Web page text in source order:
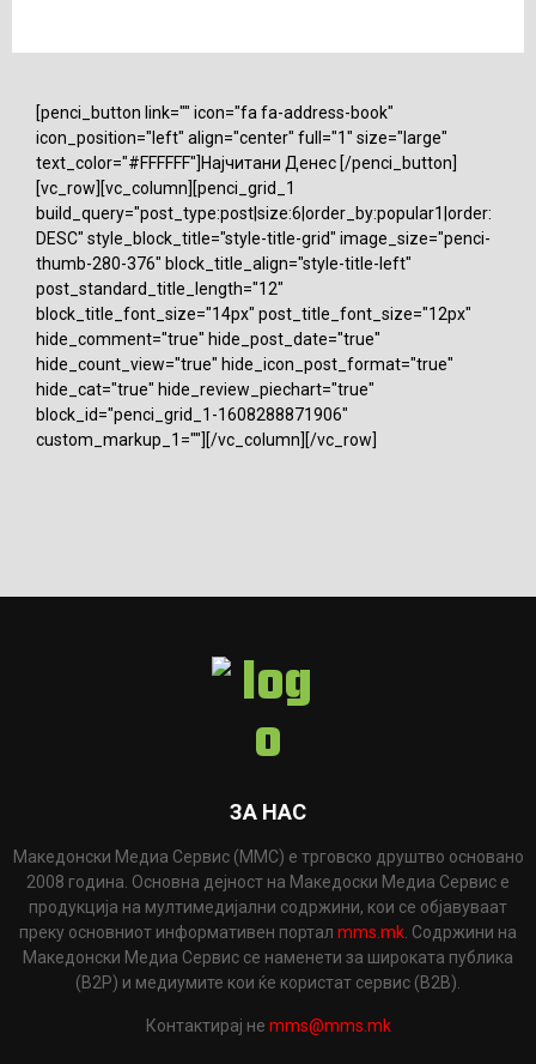
[penci_button link="" icon="fa fa-address-book"
icon_position="left" align="center" full="1" size="large"
text_color="#FFFFFF"]Најчитани Денес [/penci_button]
[vc_row][vc_column][penci_grid_1
build_query="post_type:post|size:6|order_by:popular1|order:
DESC" style_block_title="style-title-grid" image_size="penci-
thumb-280-376" block_title_align="style-title-left"
post_standard_title_length="12"
block_title_font_size="14px" post_title_font_size="12px"
hide_comment="true" hide_post_date="true"
hide_count_view="true" hide_icon_post_format="true"
hide_cat="true" hide_review_piechart="true"
block_id="penci_grid_1-1608288871906"
custom_markup_1=""][/vc_column][/vc_row]
ЗА НАС
Македонски Медиа Сервис (ММС) е трговско друштво основано
2008 година. Основна дејност на Македоски Медиа Сервис е
продукција на мултимедијални содржини, кои се објавуваат
преку основниот информативен портал mms.mk . Содржини на
Македонски Медиа Сервис се наменети за широката публика
(B2P) и медиумите кои ќе користат сервис (B2B).
Контактирај не mms@mms.mk